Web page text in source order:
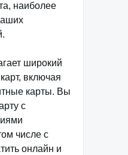
наиболее
широкий
включая
карты. Вы
с
числе с
онлайн и